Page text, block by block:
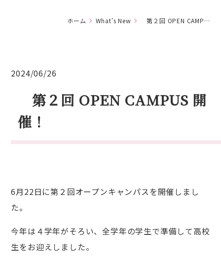
入試情報
ホーム What's New 第２回 OPEN CAMPUS 開催！
2024/06/26
第２回 OPEN CAMPUS 開
催！
6月22日に第２回オープンキャンパスを開催しまし
た。
今年は４学年がそろい、全学年の学生で準備して高校
生をお迎えしました。